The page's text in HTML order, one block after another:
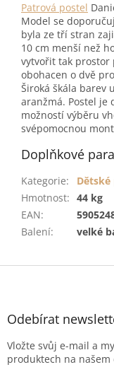
Patrová postel
Model se
byla ze tří stran
10 cm menší než
vytvořit tak prostor
obohacen o dvě
Široká škála barev
aranžmá. Postel je
možností výběru
svépomocnou
Doplňkové
Kategorie:
Dětské
Hmotnost: 44 kg
EAN:
Balení: velké
Z
Odebírat
Vložte svůj e-mail a
produktech na našem